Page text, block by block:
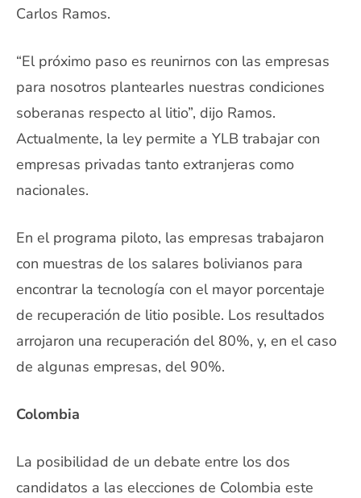
Carlos Ramos.
“El próximo paso es reunirnos con las empresas
para nosotros plantearles nuestras condiciones
soberanas respecto al litio”, dijo Ramos.
Actualmente, la ley permite a YLB trabajar con
empresas privadas tanto extranjeras como
nacionales.
En el programa piloto, las empresas trabajaron
con muestras de los salares bolivianos para
encontrar la tecnología con el mayor porcentaje
de recuperación de litio posible. Los resultados
arrojaron una recuperación del 80%, y, en el caso
de algunas empresas, del 90%.
Colombia
La posibilidad de un debate entre los dos
candidatos a las elecciones de Colombia este